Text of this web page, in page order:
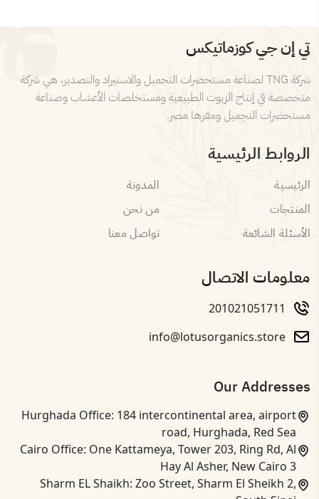
تي إن جي كوزماتيكس
شركة TNG لصناعة مستحضرات التجميل والاستيراد والتصدير، هي شركة
متخصصة في إنتاج الزيوت الطبيعية ومستخلصات الأعشاب وصناعة
مستحضرات التجميل ومقرها مصر.
الروابط الرئيسية
الرئيسية
المدونة
المنتجات
من نحن
الأسئلة الشائعة
تواصل معنا
معلومات الاتصال
201021051711
info@lotusorganics.store
Our Addresses
Hurghada Office: 184 intercontinental area, airport
road, Hurghada, Red Sea
Cairo Office: One Kattameya, Tower 203, Ring Rd, Al
Hay Al Asher, New Cairo 3
Sharm EL Shaikh: Zoo Street, Sharm El Sheikh 2,